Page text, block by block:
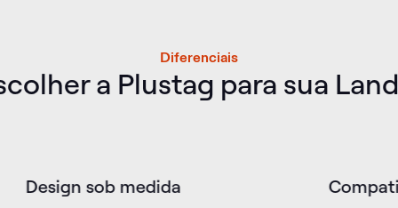
Diferenciais
a Plustag para sua
Compatibilidade mobile